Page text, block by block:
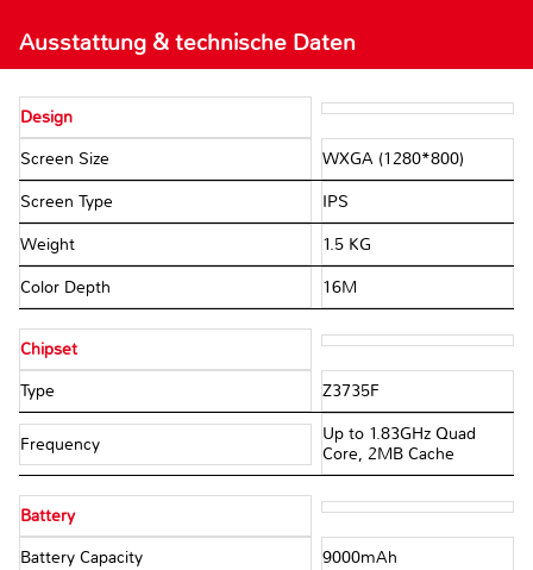
Ausstattung & technische Daten
Design
Screen Size WXGA (1280*800)
Screen Type IPS
Weight 1.5 KG
Color Depth 16M
Chipset
Type Z3735F
Frequency
Up to 1.83GHz Quad
Core, 2MB Cache
Battery
Battery Capacity 9000mAh